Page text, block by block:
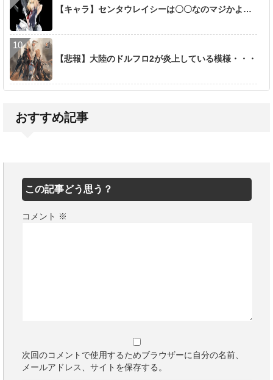
【キャラ】センタウレイシーは〇〇なのマジかよ…
【悲報】大陸のドルフロ2が炎上している模様・・・
おすすめ記事
この記事どう思う？
コメント ※
次回のコメントで使用するためブラウザーに自分の名前、
メールアドレス、サイトを保存する。